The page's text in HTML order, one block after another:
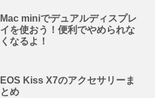
Mac miniでデュアルディスプレ
イを使おう！便利でやめられな
くなるよ！
EOS Kiss X7のアクセサリーま
とめ